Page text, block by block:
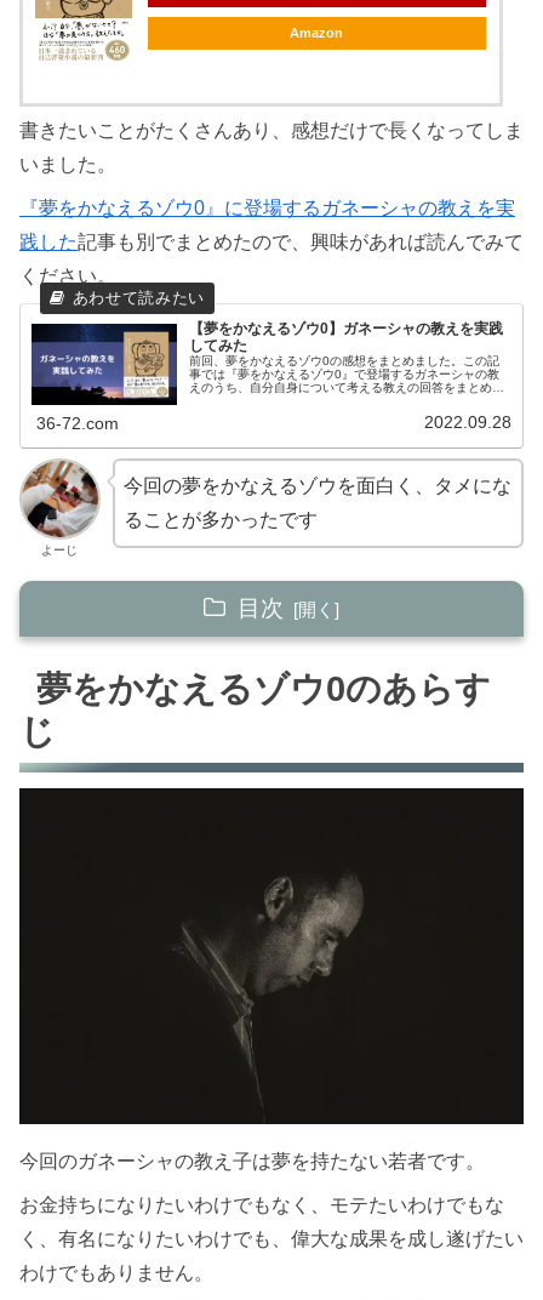
Amazon
書きたいことがたくさんあり、感想だけで長くなってしま
いました。
『夢をかなえるゾウ0』に登場するガネーシャの教えを実
践した記事も別でまとめたので、興味があれば読んでみて
ください。
【夢をかなえるゾウ0】ガネーシャの教えを実践
してみた
前回、夢をかなえるゾウ0の感想をまとめました。この記
事では『夢をかなえるゾウ0』で登場するガネーシャの教
えのうち、自分自身について考える教えの回答をまとめま
36-72.com 2022.09.28
よーじ
今回の夢をかなえるゾウを面白く、タメにな
ることが多かったです
目次
夢をかなえるゾウ0のあらすじ
夢を持たなければいけないのか？
やりたくないことを全部書き出し、やりたいこ
【まとめ】痛みは夢の種
今回紹介した商品
夢をかなえるゾウ0のあらす
じ
今回のガネーシャの教え子は夢を持たない若者です。
お金持ちになりたいわけでもなく、モテたいわけでもな
く、有名になりたいわけでも、偉大な成果を成し遂げたい
わけでもありません。